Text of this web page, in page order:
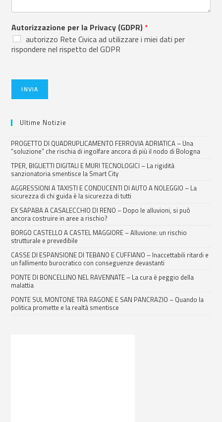
Autorizzazione per la Privacy (GDPR) *
autorizzo Rete Civica ad utilizzare i miei dati per
rispondere nel rispetto del GDPR
INVIA
Ultime Notizie
PROGETTO DI QUADRUPLICAMENTO FERROVIA ADRIATICA – Una
“soluzione” che rischia di ingolfare ancora di più il nodo di Bologna
TPER, BIGLIETTI DIGITALI E MURI TECNOLOGICI – La rigidità
sanzionatoria smentisce la Smart City
AGGRESSIONI A TAXISTI E CONDUCENTI DI AUTO A NOLEGGIO – La
sicurezza di chi guida è la sicurezza di tutti
EX SAPABA A CASALECCHIO DI RENO – Dopo le alluvioni, si può
ancora costruire in aree a rischio?
BORGO CASTELLO A CASTEL MAGGIORE – Alluvione: un rischio
strutturale e prevedibile
CASSE DI ESPANSIONE DI TEBANO E CUFFIANO – Inaccettabili ritardi e
un fallimento burocratico con conseguenze devastanti
PONTE DI BONCELLINO NEL RAVENNATE – La cura è peggio della
malattia
PONTE SUL MONTONE TRA RAGONE E SAN PANCRAZIO – Quando la
politica promette e la realtà smentisce